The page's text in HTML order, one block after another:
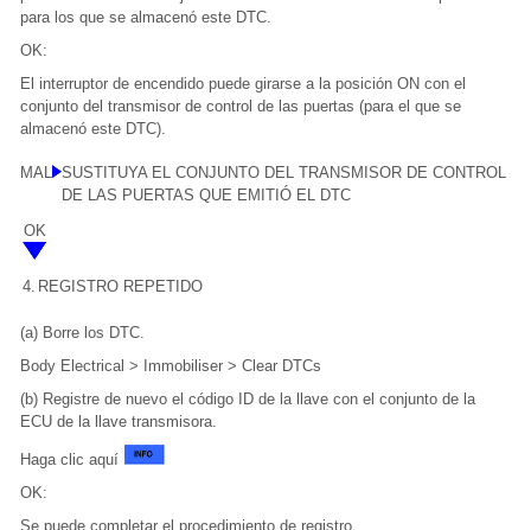
para los que se almacenó este DTC.
OK:
El interruptor de encendido puede girarse a la posición ON con el
conjunto del transmisor de control de las puertas (para el que se
almacenó este DTC).
MAL SUSTITUYA EL CONJUNTO DEL TRANSMISOR DE CONTROL
DE LAS PUERTAS QUE EMITIÓ EL DTC
OK
4. REGISTRO REPETIDO
(a) Borre los DTC.
Body Electrical > Immobiliser > Clear DTCs
(b) Registre de nuevo el código ID de la llave con el conjunto de la
ECU de la llave transmisora.
Haga clic aquí
OK:
Se puede completar el procedimiento de registro.